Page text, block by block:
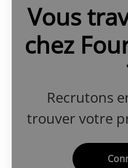
Vous
chez
Recrutons
trouver votre